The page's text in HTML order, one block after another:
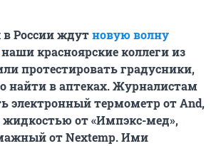
в России ждутновую волну
наши красноярские коллеги из
протестировать градусники,
найти в аптеках. Журналистам
электронный термометр от And,
жидкостью от «Импэкс-мед»,
от Nextemp. Ими